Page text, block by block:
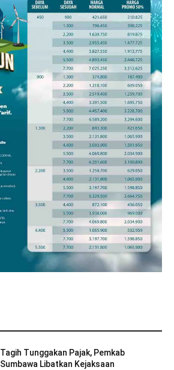
Tagih Tunggakan Pajak, Pemkab
Sumbawa Libatkan Kejaksaan